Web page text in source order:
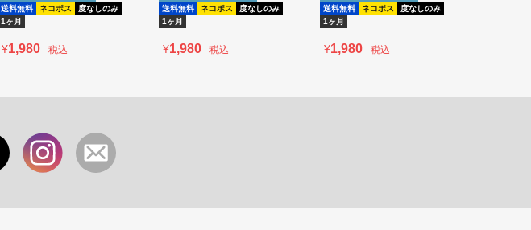
送料無料 ネコポス
度なしのみ
1ヶ月
¥1,980 税込
送料無料 ネコポス
度なしのみ
1ヶ月
¥1,980 税込
送料無料 ネコポス
度なしのみ
1ヶ月
¥1,980 税込